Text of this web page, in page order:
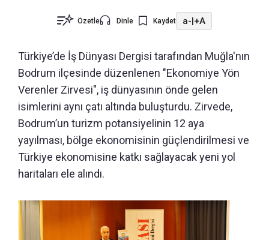
Özetle Dinle Kaydet a-|+A
Türkiye’de İş Dünyası Dergisi tarafından Muğla'nın
Bodrum ilçesinde düzenlenen "Ekonomiye Yön
Verenler Zirvesi", iş dünyasının önde gelen
isimlerini aynı çatı altında buluşturdu. Zirvede,
Bodrum’un turizm potansiyelinin 12 aya
yayılması, bölge ekonomisinin güçlendirilmesi ve
Türkiye ekonomisine katkı sağlayacak yeni yol
haritaları ele alındı.